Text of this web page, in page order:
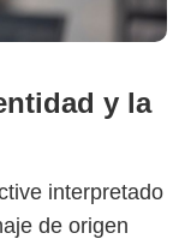
y la
interpretado
de origen